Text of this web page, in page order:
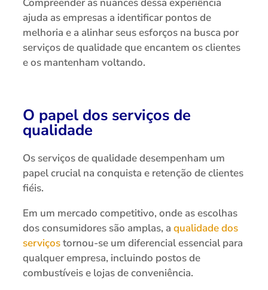
Compreender as nuances dessa experiência
ajuda as empresas a identificar pontos de
melhoria e a alinhar seus esforços na busca por
serviços de qualidade que encantem os clientes
e os mantenham voltando.
O papel dos serviços de
qualidade
Os serviços de qualidade desempenham um
papel crucial na conquista e retenção de clientes
fiéis.
Em um mercado competitivo, onde as escolhas
dos consumidores são amplas, a qualidade dos
serviçostornou-se um diferencial essencial para
qualquer empresa, incluindo postos de
combustíveis e lojas de conveniência.